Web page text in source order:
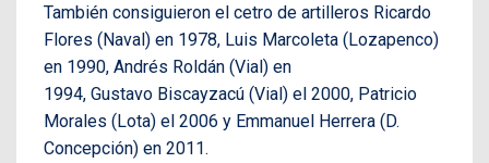
También consiguieron el cetro de artilleros Ricardo
Flores (Naval) en 1978, Luis Marcoleta (Lozapenco)
en 1990, Andrés Roldán (Vial) en
1994, Gustavo Biscayzacú (Vial) el 2000, Patricio
Morales (Lota) el 2006 y Emmanuel Herrera (D.
Concepción) en 2011.